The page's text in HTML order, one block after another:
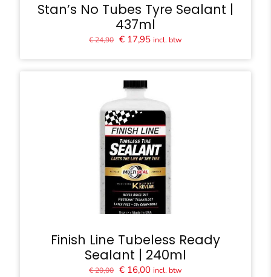
Stan’s No Tubes Tyre Sealant |
437ml
€24,90 Oorspronkelijke
€ 17,95Huidige
incl. btw
Finish Line Tubeless Ready
Sealant | 240ml
€20,00 Oorspronkelijke
€ 16,00Huidige
incl. btw